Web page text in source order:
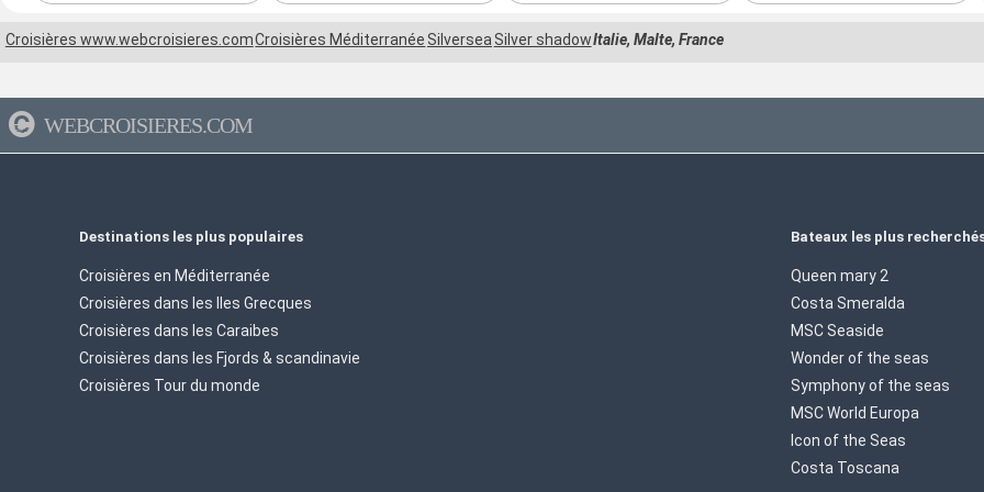
Croisières www.webcroisieres.comCroisières Méditerranée SilverseaSilver shadowItalie, Malte, France
WEBCROISIERES.COM
Destinations les plus populaires
Croisières en Méditerranée
Croisières dans les Iles Grecques
Croisières dans les Caraibes
Croisières dans les Fjords & scandinavie
Croisières Tour du monde
Bateaux les plus
Queen mary 2
Costa Smeralda
MSC Seaside
Wonder of the seas
Symphony of the seas
MSC World Europa
Icon of the Seas
Costa Toscana